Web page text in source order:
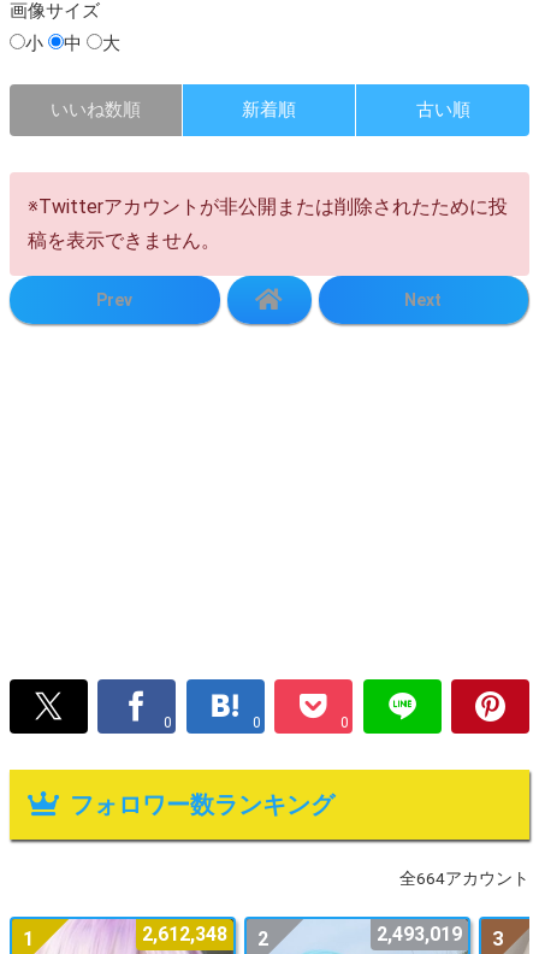
画像サイズ
小
中 大
いいね数順 新着順 古い順
※Twitterアカウントが非公開または削除されたために投
稿を表示できません。
Prev Next
0 0 0
フォロワー数ランキング
全664アカウント
1 2,612,348 2 2,493,019 3